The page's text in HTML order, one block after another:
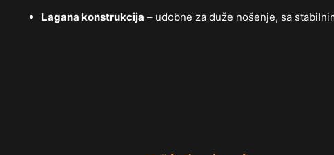
Lagana konstrukcija – udobne za duže nošenje, sa